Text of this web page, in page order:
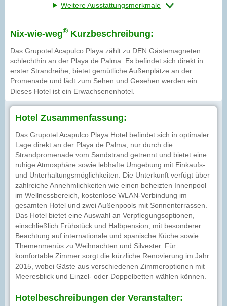
Weitere Ausstattungsmerkmale
Nix-wie-weg® Kurzbeschreibung:
Das Grupotel Acapulco Playa zählt zu DEN Gästemagneten
schlechthin an der Playa de Palma. Es befindet sich direkt in
erster Strandreihe, bietet gemütliche Außenplätze an der
Promenade und lädt zum Sehen und Gesehen werden ein.
Dieses Hotel ist ein Erwachsenenhotel.
Hotel Zusammenfassung:
Das Grupotel Acapulco Playa Hotel befindet sich in optimaler
Lage direkt an der Playa de Palma, nur durch die
Strandpromenade vom Sandstrand getrennt und bietet eine
ruhige Atmosphäre sowie lebhafte Umgebung mit Einkaufs-
und Unterhaltungsmöglichkeiten. Die Unterkunft verfügt über
zahlreiche Annehmlichkeiten wie einen beheizten Innenpool
im Wellnessbereich, kostenlose WLAN-Verbindung im
gesamten Hotel und zwei Außenpools mit Sonnenterrassen.
Das Hotel bietet eine Auswahl an Verpflegungsoptionen,
einschließlich Frühstück und Halbpension, mit besonderer
Beachtung auf internationale und spanische Küche sowie
Themenmenüs zu Weihnachten und Silvester. Für
komfortable Zimmer sorgt die kürzliche Renovierung im Jahr
2015, wobei Gäste aus verschiedenen Zimmeroptionen mit
Meeresblick und Einzel- oder Doppelbetten wählen können.
Hotelbeschreibungen der Veranstalter: